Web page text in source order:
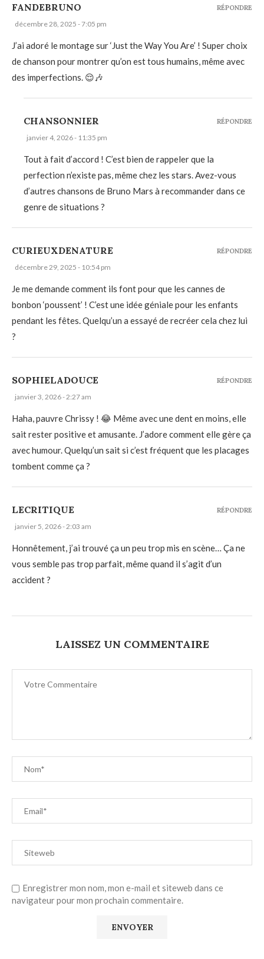
FANDEBRUNO
décembre 28, 2025 - 7:05 pm
J’ai adoré le montage sur ‘Just the Way You Are’ ! Super choix
de chanson pour montrer qu’on est tous humains, même avec
des imperfections. 😌🎶
RÉPONDRE
CHANSONNIER
janvier 4, 2026 - 11:35 pm
Tout à fait d’accord ! C’est bien de rappeler que la
perfection n’existe pas, même chez les stars. Avez-vous
d’autres chansons de Bruno Mars à recommander dans ce
genre de situations ?
RÉPONDRE
CURIEUXDENATURE
décembre 29, 2025 - 10:54 pm
Je me demande comment ils font pour que les cannes de
bonbon ‘poussent’ ! C’est une idée géniale pour les enfants
pendant les fêtes. Quelqu’un a essayé de recréer cela chez lui
?
RÉPONDRE
SOPHIELADOUCE
janvier 3, 2026 - 2:27 am
Haha, pauvre Chrissy ! 😂 Même avec une dent en moins, elle
sait rester positive et amusante. J’adore comment elle gère ça
avec humour. Quelqu’un sait si c’est fréquent que les placages
tombent comme ça ?
RÉPONDRE
LECRITIQUE
janvier 5, 2026 - 2:03 am
Honnêtement, j’ai trouvé ça un peu trop mis en scène… Ça ne
vous semble pas trop parfait, même quand il s’agit d’un
accident ?
RÉPONDRE
LAISSEZ UN COMMENTAIRE
Enregistrer mon nom, mon e-mail et siteweb dans ce
navigateur pour mon prochain commentaire.